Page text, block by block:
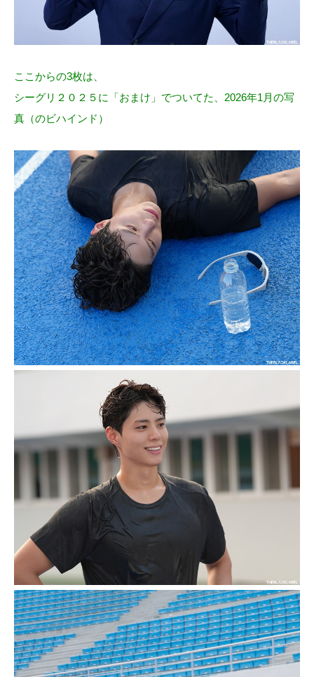
ここからの3枚は、
シーグリ２０２５に「おまけ」でついてた、2026年1月の写
真（のビハインド）